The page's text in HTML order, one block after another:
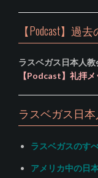
【Podcast】過
ラスベガス日本人
【Podcast】礼拝メ
ラスベガス日
ラスベガスのす
アメリカ中の日